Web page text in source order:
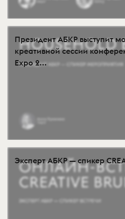
Президент АБКР выступит
креативной сессии
Expo 2...
Эксперт АБКР — спикер